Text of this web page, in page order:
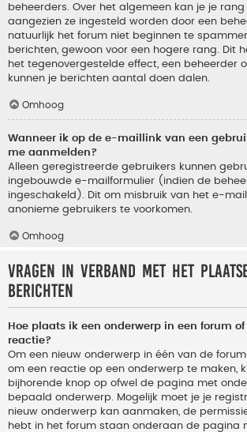
beheerders. Over het algemeen kan je je rang
aangezien ze ingesteld worden door een
natuurlijk het forum niet beginnen te
berichten, gewoon voor een hogere rang. Dit
het tegenovergestelde effect, een beheerder
kunnen je berichten aantal doen dalen.
Omhoog
Wanneer ik op de e-maillink van een
me aanmelden?
Alleen geregistreerde gebruikers kunnen
ingebouwde e-mailformulier (indien de
ingeschakeld). Dit om misbruik van het e-
anonieme gebruikers te voorkomen.
Omhoog
Vragen in verband met het
berichten
Hoe plaats ik een onderwerp in een forum
reactie?
Om een nieuw onderwerp in één van de
om een reactie op een onderwerp te maken,
bijhorende knop op ofwel de pagina met
bepaald onderwerp. Mogelijk moet je je
nieuw onderwerp kan aanmaken, de
hebt in het forum staan onderaan de pagina